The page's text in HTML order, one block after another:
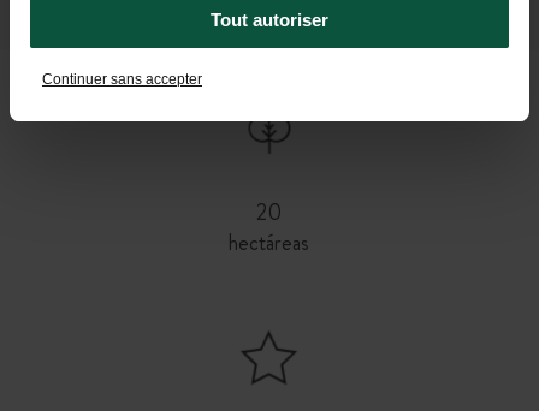
Tout autoriser
Continuer sans accepter
Ver fechas
20
hectáreas